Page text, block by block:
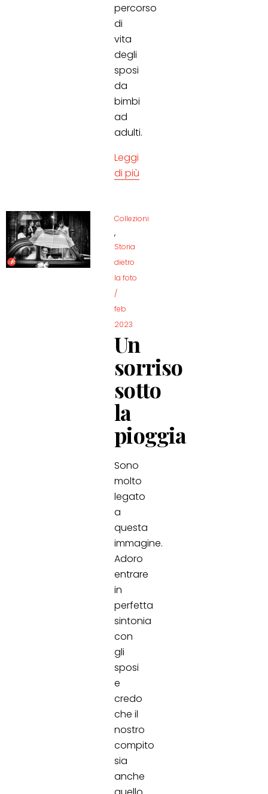
percorso
di
vita
degli
sposi
da
bimbi
ad
adulti.
Leggi
di più
Collezioni
,
Storia
dietro
la foto
/
feb
2023
Un
sorriso
sotto
la
pioggia
Sono
molto
legato
a
questa
immagine.
Adoro
entrare
in
perfetta
sintonia
con
gli
sposi
e
credo
che il
nostro
compito
sia
anche